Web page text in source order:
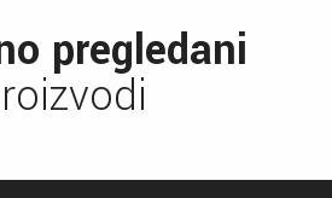
pregledani